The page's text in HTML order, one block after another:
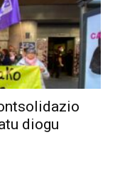
diogu